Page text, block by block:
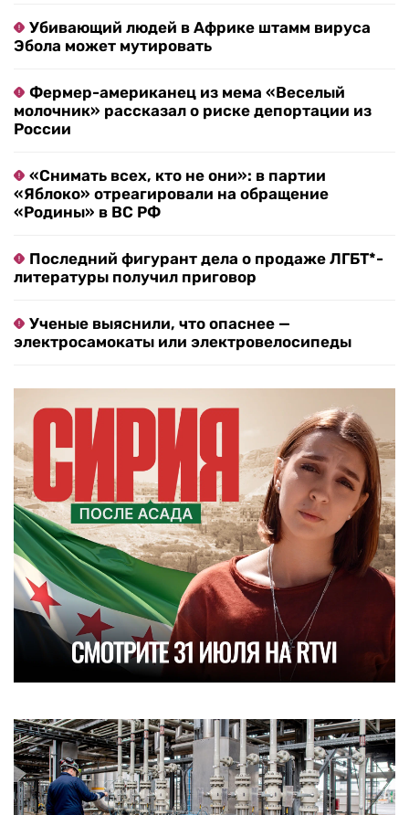
Убивающий людей в Африке штамм вируса
Эбола может мутировать
Фермер-американец из мема «Веселый
молочник» рассказал о риске депортации из
России
«Снимать всех, кто не они»: в партии
«Яблоко» отреагировали на обращение
«Родины» в ВС РФ
Последний фигурант дела о продаже ЛГБТ*-
литературы получил приговор
Ученые выяснили, что опаснее —
электросамокаты или электровелосипеды